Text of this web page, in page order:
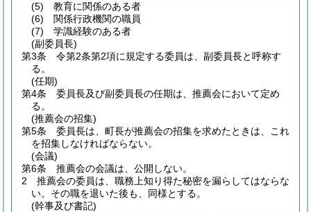
(5)
教育に関係のある者
(6)
関係行政機関の職員
(7)
学識経験のある者
(副委員長)
第3条
令第2条第2項に規定する委員は、副委員長と呼称す
る。
(任期)
第4条
委員長及び副委員長の任期は、推薦会において定め
る。
(推薦会の招集)
第5条
委員長は、町長が推薦会の招集を求めたときは、これ
を招集しなければならない。
(会議)
第6条
推薦会の会議は、公開しない。
2
推薦会の委員は、職務上知り得た秘密を漏らしてはならな
い。 その職を退いた後も、同様とする。
(幹事及び書記)